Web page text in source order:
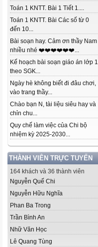
Toán 1 KNTT. Bài 1 Tiết 1....
Toán 1 KNTT. Bài Các số từ 0
đến 10...
Bài soạn hay. Cảm ơn thầy Nam
nhiều nhé ❤️❤️❤️❤️❤️❤️...
Kế hoạch bài soạn giáo án lớp 1
theo SGK...
Ngày hè không biết đi đâu chơi,
vào trang thầy...
Chào bạn N, tài liệu siêu hay và
chỉn chu...
Quy chế làm việc của Chi bộ
nhiệm kỳ 2025-2030...
THÀNH VIÊN TRỰC TUYẾN
164 khách và 36 thành viên
Nguyễn Quế Chi
Nguyễn Hữu Nghĩa
Phan Ba Trong
Trần Bình An
Nhữ Văn Học
Lê Quang Tùng